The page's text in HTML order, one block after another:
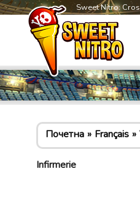
Sweet Nitro:
Почетна Français
Infirmerie